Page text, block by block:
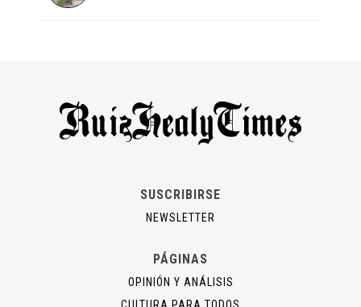
SUSCRIBIRSE
NEWSLETTER
PÁGINAS
OPINIÓN Y ANÁLISIS